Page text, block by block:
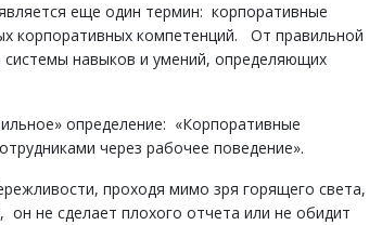
еще один термин: корпоративные
корпоративных компетенций. От правильной
навыков и умений, определяющих
определение: «Корпоративные
через рабочее поведение».
проходя мимо зря горящего света,
не сделает плохого отчета или не обидит